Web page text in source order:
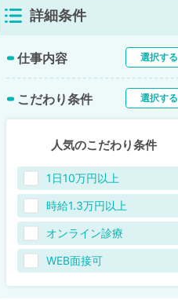
詳細条件
仕事内容 選択する
こだわり条件 選択する
人気のこだわり条件
1日10万円以上
時給1.3万円以上
オンライン診療
WEB面接可